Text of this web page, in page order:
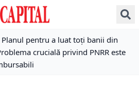
Planul pentru a luat toți banii din
crucială privind PNRR este